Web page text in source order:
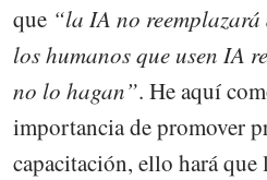
que “la IA no
los humanos que usen IA
no lo hagan”. He aquí
importancia de promover
capacitación, ello hará